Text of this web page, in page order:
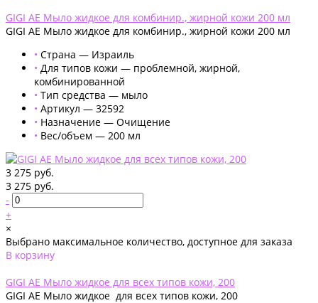
GIGI AE Мыло жидкое для комбинир., жирной кожи 200 мл
GIGI AE Мыло жидкое для комбинир., жирной кожи 200 мл
• Страна — Израиль
• Для типов кожи — проблемной, жирной,
комбинированной
• Тип средства — мыло
• Артикул — 32592
• Назначение — Очищение
• Вес/объем — 200 мл
3 275 руб.
3 275 руб.
-
+
×
Выбрано максимальное количество, доступное для заказа
В корзину
GIGI AE Мыло жидкое для всех типов кожи, 200
GIGI AE Мыло жидкое для всех типов кожи, 200